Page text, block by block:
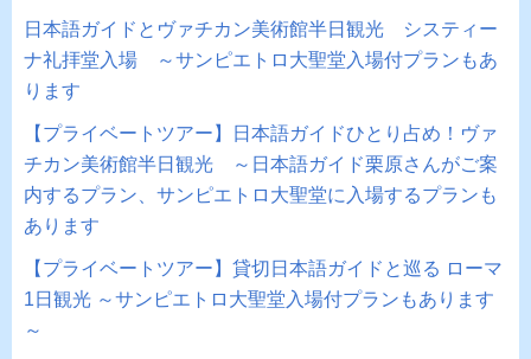
日本語ガイドとヴァチカン美術館半日観光 システィー
ナ礼拝堂入場 ～サンピエトロ大聖堂入場付プランもあ
ります
【プライベートツアー】日本語ガイドひとり占め！ヴァ
チカン美術館半日観光 ～日本語ガイド栗原さんがご案
内するプラン、サンピエトロ大聖堂に入場するプランも
あります
【プライベートツアー】貸切日本語ガイドと巡る ローマ
1日観光 ～サンピエトロ大聖堂入場付プランもあります
～